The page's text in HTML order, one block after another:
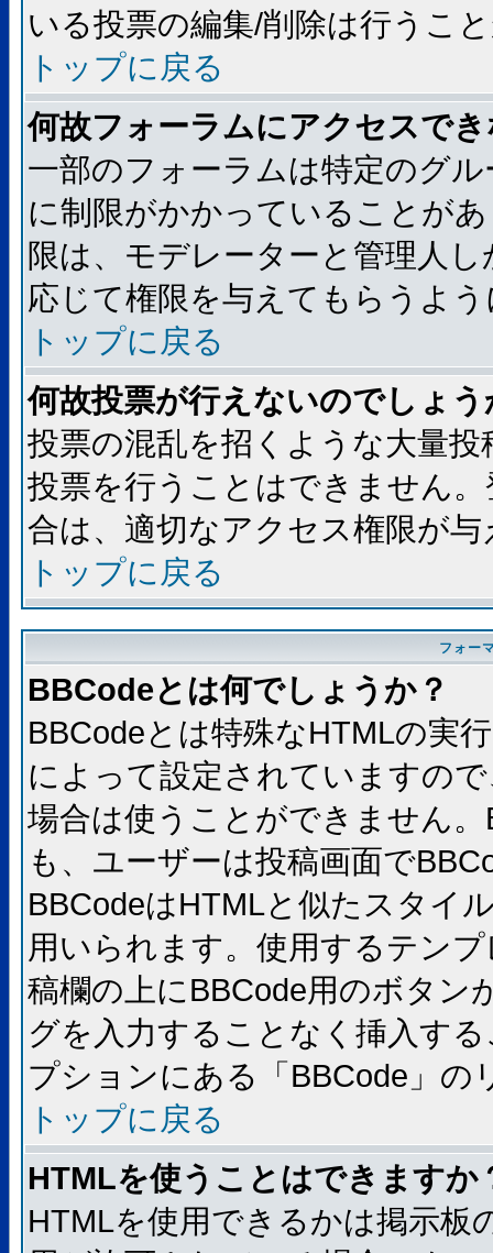
いる投票の編集/削除は行うこ
トップに戻る
何故フォーラムにアクセスで
一部のフォーラムは特定のグ
に制限がかかっていることが
限は、モデレーターと管理人
応じて権限を与えてもらうよ
トップに戻る
何故投票が行えないのでしょう
投票の混乱を招くような大量
投票を行うことはできません
合は、適切なアクセス権限が
トップに戻る
フォー
BBCodeとは何でしょうか？
BBCodeとは特殊なHTMLの実
によって設定されていますの
場合は使うことができません
も、ユーザーは投稿画面で
BBCodeはHTMLと似たスタイ
用いられます。使用するテン
稿欄の上にBBCode用のボタン
グを入力することなく挿入す
プションにある「BBCode」
トップに戻る
HTMLを使うことはできますか
HTMLを使用できるかは掲示板